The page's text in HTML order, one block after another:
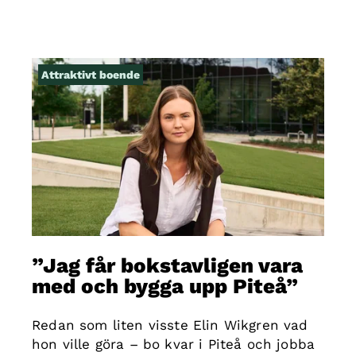
Attraktivt boende
”Jag får bokstavligen vara
med och bygga upp Piteå”
Redan som liten visste Elin Wikgren vad
hon ville göra – bo kvar i Piteå och jobba